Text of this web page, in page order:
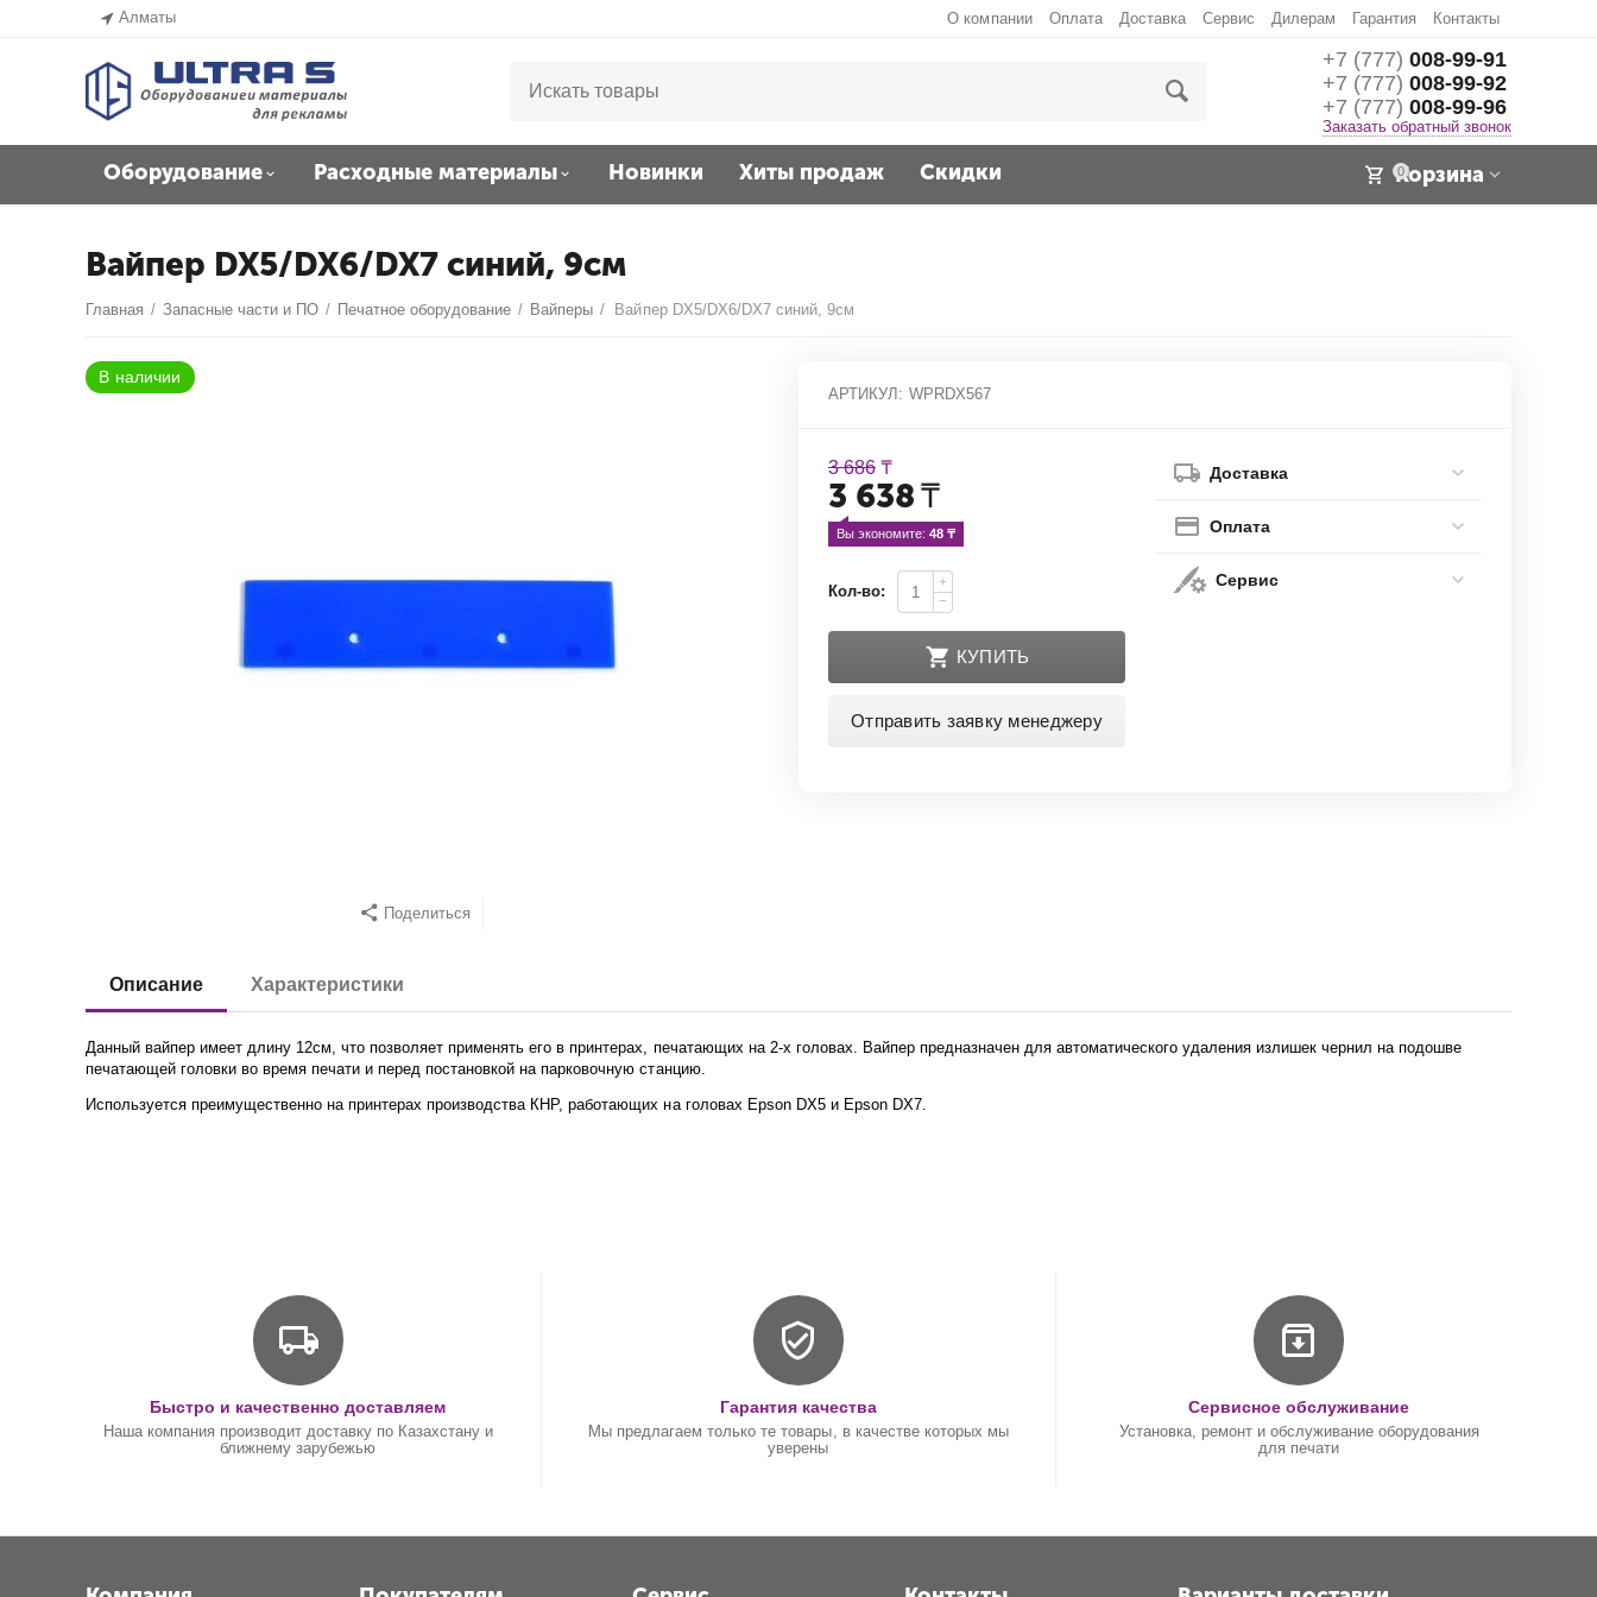
Алматы О компании Оплата Доставка Сервис Дилерам Гарантия Контакты
+7 (777) 008-99-91
+7 (777) 008-99-92
+7 (777) 008-99-96
Заказать обратный звонок
Оборудование Расходные материалы Новинки Хиты продаж Скидки 0
Корзина
Вайпер DX5/DX6/DX7 синий, 9см
Главная / Запасные части и ПО / Печатное оборудование / Вайперы / Вайпер DX5/DX6/DX7 синий, 9см
Поделиться
АРТИКУЛ: WPRDX567
3 686 ₸
3 638₸
Вы экономите: 48 ₸
Кол-во:
+
−
КУПИТЬ
Отправить заявку менеджеру
Доставка
Оплата
Сервис
Описание Характеристики
Данный вайпер имеет длину 12см, что позволяет применять его в принтерах, печатающих на 2-х головах. Вайпер предназначен для автоматического удаления излишек чернил на подошве
печатающей головки во время печати и перед постановкой на парковочную станцию.
Используется преимущественно на принтерах производства КНР, работающих на головах Epson DX5 и Epson DX7.
Быстро и качественно доставляем
Наша компания производит доставку по Казахстану и
ближнему зарубежью
Гарантия качества
Мы предлагаем только те товары, в качестве которых мы
уверены
Сервисное обслуживание
Установка, ремонт и обслуживание оборудования
для печати